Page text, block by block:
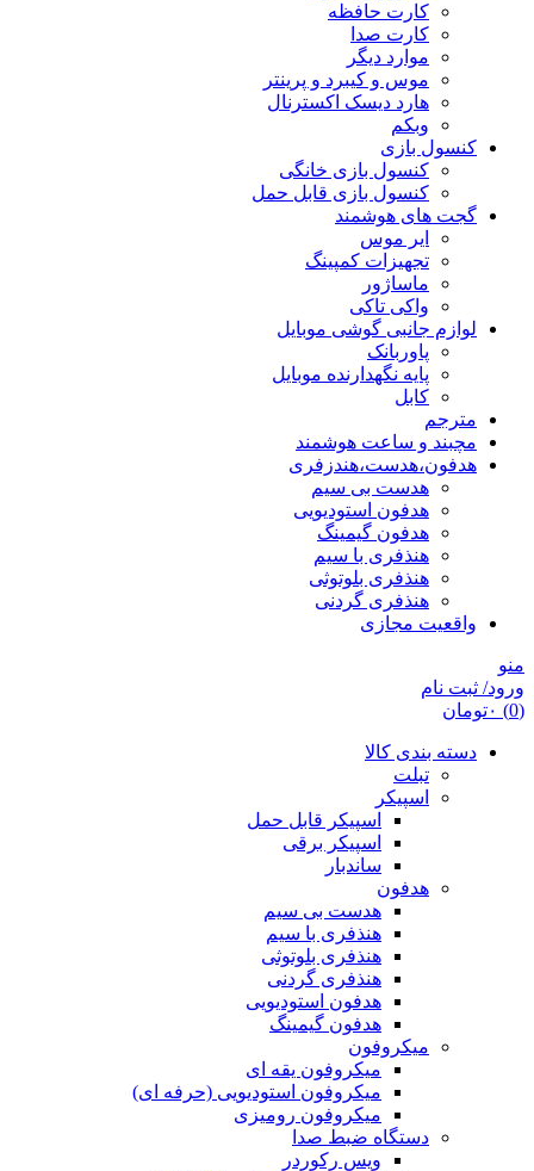
کارت حافظه
کارت صدا
موارد دیگر
موس و کیبرد و پرینتر
هارد دیسک اکسترنال
وبکم
کنسول بازی
کنسول بازی خانگی
کنسول بازی قابل حمل
گجت های هوشمند
ایر موس
تجهیزات کمپینگ
ماساژور
واکی تاکی
لوازم جانبی گوشی موبایل
پاوربانک
پایه نگهدارنده موبایل
کابل
مترجم
مچبند و ساعت هوشمند
هدفون،هدست،هندزفری
هدست بی سیم
هدفون استودیویی
هدفون گیمینگ
هنذفری با سیم
هنذفری بلوتوثی
هنذفری گردنی
واقعیت مجازی
منو
ورود/ ثبت نام
(0)
۰تومان
دسته بندی کالا
تبلت
اسپیکر
اسپیکر قابل حمل
اسپیکر برقی
ساندبار
هدفون
هدست بی سیم
هنذفری با سیم
هنذفری بلوتوثی
هنذفری گردنی
هدفون استودیویی
هدفون گیمینگ
میکروفون
میکروفون یقه ای
میکروفون استودیویی (حرفه ای)
میکروفون رومیزی
دستگاه ضبط صدا
ویس رکوردر